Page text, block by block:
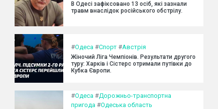
В Одесі зафіксовано 13 осіб, які зазнали
травм внаслідок російського обстрілу.
#Одеса #Спорт #Австрія
Жіночий Ліга Чемпіонів. Результати другого
туру: Харків і Сістерс отримали путівки до
Кубка Європи.
#Одеса #Дорожньо-транспортна
пригода #Одеська область